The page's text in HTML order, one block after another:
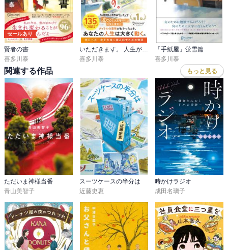
性）
何度も涙しました。忘れかけていた思いを思い出し、人生のやり直
しのきっかけをありがとうございました。（60代女性）
※本書は二〇一五年に弊社より刊行された『株式会社タイムカプセ
ル社 十年前からやってきた使者』に加筆・再編集したものです。
喜多川 泰（きたがわ・やすし）
1970年生まれ。愛媛県出身。東京学芸大学卒。
2005年『賢者の書』（ディスカヴァー）にて作家活動を開始。『君
と会えたから・・・・・・』『手紙屋』『運転者』（以上すべてデ
ィスカヴァー）など続々とベストセラーを発表する。
2013年には『「また必ず会おう」と誰もが言った。』（サンマーク
出版）が映画化され全国一斉ロードショー。他にも『ソバニイル
ヨ』（幻冬舎）、『書斎の鍵』（現代書林）など、意欲的に作品を
発表。その活躍は国内にとどまらず、海外でも人気を博す。
セールあり
賢者の書
喜多川泰
喜多川泰
「手紙屋」蛍雪篇
喜多川泰
関連する作品 もっと見る
ただいま神様当番
青山美智子
スーツケースの半分は
近藤史恵
時かけラジオ
成田名璃子